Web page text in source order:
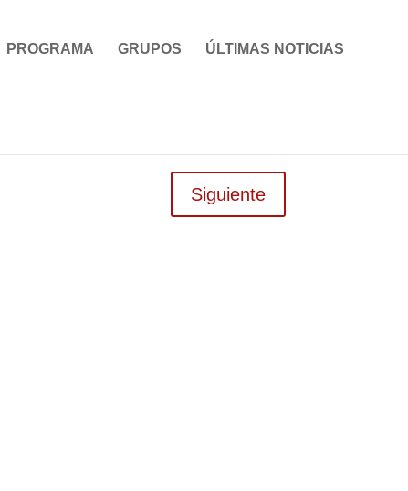
PROGRAMA GRUPOS ÚLTIMAS NOTICIAS
Siguiente